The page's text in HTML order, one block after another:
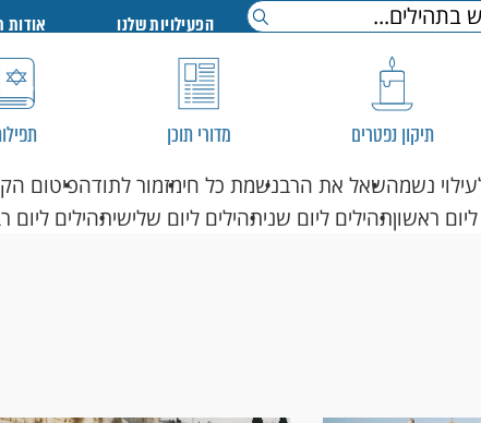
הפעילויות שלנו אודות
תיקון נפטרים מדורי תוכן
נשמהשאל את הרבנשמת כל חימזמור לתודהפיטום
ראשוןתהילים ליום שניתהילים ליום שלישיתהילים ליום